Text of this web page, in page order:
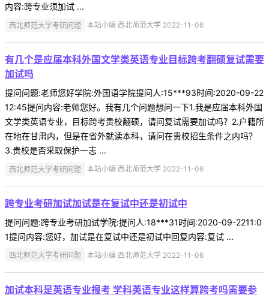
内容:跨专业须加试 ...
西北师范大学考研问题 本站小编 西北师范大学 2022-11-06
有几个是应届本科外国文学类英语专业目标跨考翻硕复试需要
加试吗
提问问题:老师您好学院:外国语学院提问人:15***93时间:2020-09-22
12:45提问内容:老师您好。我有几个问题想问一下1.我是应届本科外国
文学类英语专业，目标跨考贵校翻硕，请问复试需要加试吗？2.户籍所
在地在甘肃内，但是在省外就读本科，请问在贵校招生条件之内吗？
3.贵校是否采取保护一志 ...
西北师范大学考研问题 本站小编 西北师范大学 2022-11-06
跨专业考研加试加试是在复试中还是初试中
提问问题:跨专业考研加试学院:提问人:18***31时间:2020-09-2211:0
1提问内容:您好，加试是在复试中还是初试中回复内容:复试 ...
西北师范大学考研问题 本站小编 西北师范大学 2022-11-06
加试本科是英语专业报考 学科英语专业这样算跨考吗需要参